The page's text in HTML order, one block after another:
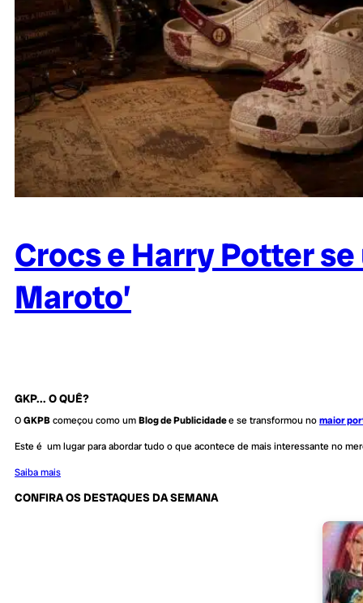
Crocs e Harry Potter
Maroto’
GKP... O QUÊ?
OGKPBcomeçou como umBlog de Publicidadee se transformou nomaior
Este é um lugar para abordar tudo o que acontece de mais interessante no
Saiba mais
CONFIRA OS DESTAQUES DA SEMANA